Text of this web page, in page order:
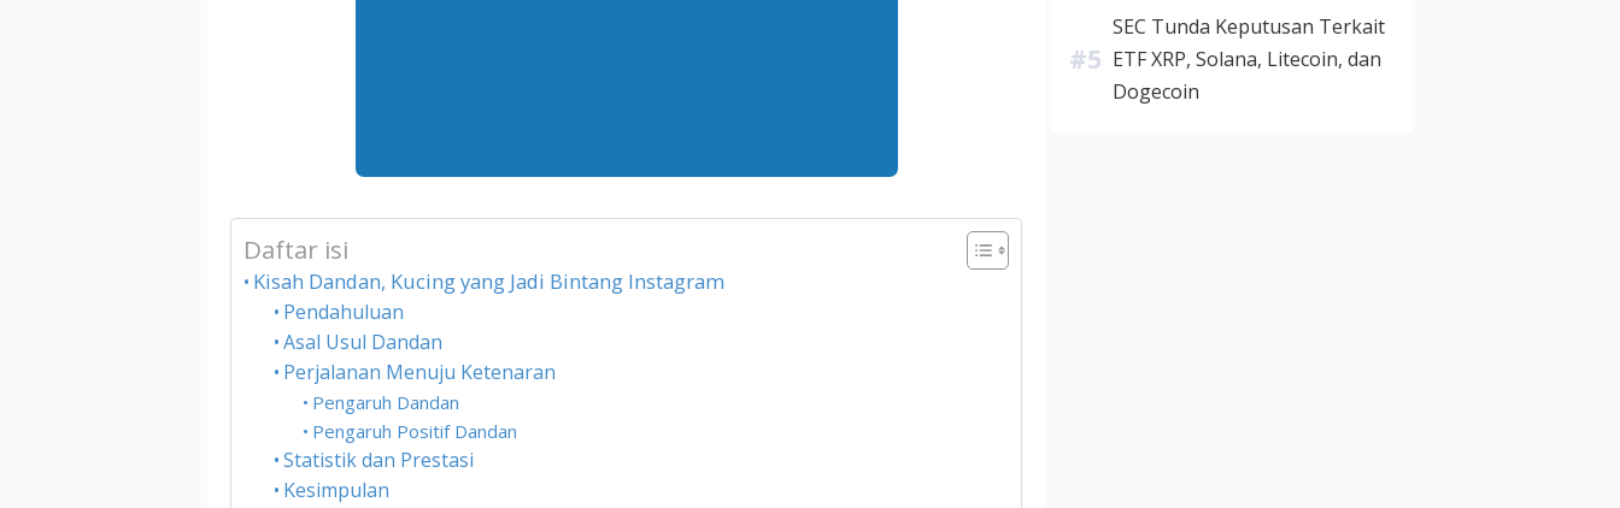
Daftar isi
Kisah Dandan, Kucing yang Jadi Bintang Instagram
Pendahuluan
Asal Usul Dandan
Perjalanan Menuju Ketenaran
Pengaruh Dandan
Pengaruh Positif Dandan
Statistik dan Prestasi
Kesimpulan
SEC Tunda Keputusan Terkait
ETF XRP, Solana, Litecoin, dan
Dogecoin